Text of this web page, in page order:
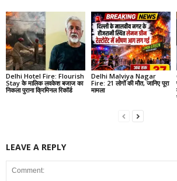
Delhi Hotel Fire: Flourish
Stay के मालिक लवकेश बजाज का
निकला पुराना क्रिमिनल रिकॉर्ड
Delhi Malviya Nagar
Fire: 21 लोगों की मौत, जानिए पूरा
मामला
LEAVE A REPLY